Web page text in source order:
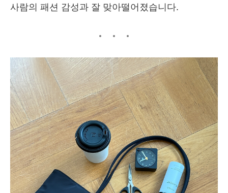
사람의 패션 감성과 잘 맞아떨어졌습니다.